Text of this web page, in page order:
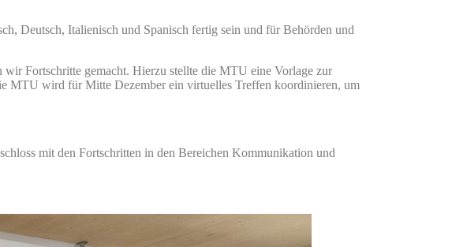
Deutsch, Italienisch und Spanisch fertig sein und für Behörden und
gemacht. Hierzu stellte die MTU eine Vorlage zur
MTU wird für Mitte Dezember ein virtuelles Treffen koordinieren, um
mit den Fortschritten in den Bereichen Kommunikation und